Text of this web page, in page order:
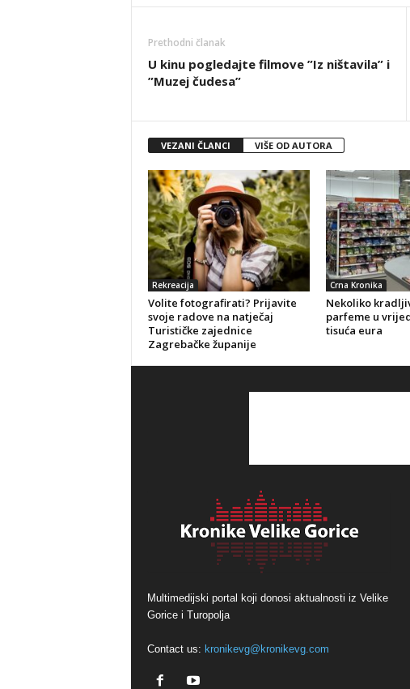
Prethodni članak
U kinu pogledajte filmove ”Iz ništavila” i
”Muzej čudesa”
VEZANI ČLANCI VIŠE OD AUTORA
Rekreacija
Volite fotografirati? Prijavite
svoje radove na natječaj
Turističke zajednice
Zagrebačke županije
Crna Kronika
Nekoliko
parfeme u
tisuća eura
Multimedijski portal koji donosi aktualnosti iz Velike
Gorice i Turopolja
Contact us: kronikevg@kronikevg.com